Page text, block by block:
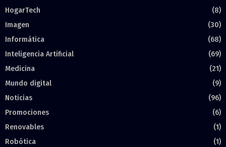
HogarTech
(8)
Imagen
(30)
Informática
(68)
Inteligencia Artificial
(69)
Medicina
(21)
Mundo digital
(9)
Noticias
(96)
Promociones
(6)
Renovables
(1)
Robótica
(1)